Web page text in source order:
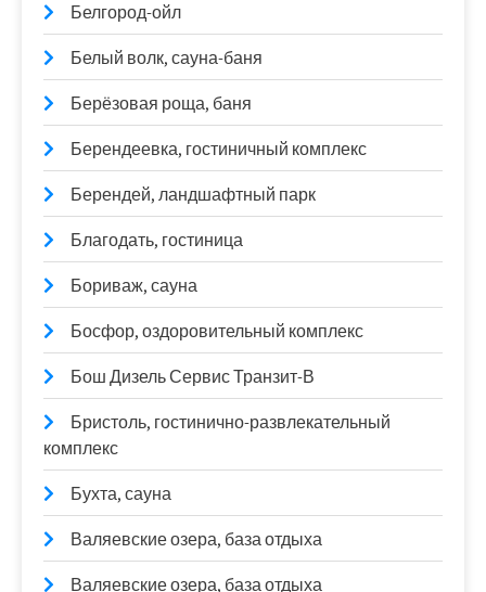
Белгород-ойл
Белый волк, сауна-баня
Берёзовая роща, баня
Берендеевка, гостиничный комплекс
Берендей, ландшафтный парк
Благодать, гостиница
Бориваж, сауна
Босфор, оздоровительный комплекс
Бош Дизель Сервис Транзит-В
Бристоль, гостинично-развлекательный
комплекс
Бухта, сауна
Валяевские озера, база отдыха
Валяевские озера, база отдыха